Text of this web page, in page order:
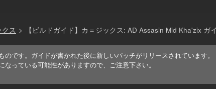
ス > 【ビルドガイド】カ＝ジックス: AD Assasin Mid Kha'zix ガ
のです。ガイドが書かれた後に新しいパッチがリリースされています。
っている可能性がありますので、ご注意下さい。